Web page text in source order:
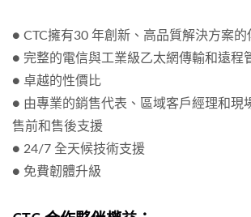
● CTC擁有30 年創新、高品質解決方案的
● 完整的電信與工業級乙太網傳輸和遠程
● 卓越的性價比
● 由專業的銷售代表、區域客戶經理和現
售前和售後支援
● 24/7 全天候技術支援
● 免費韌體升級